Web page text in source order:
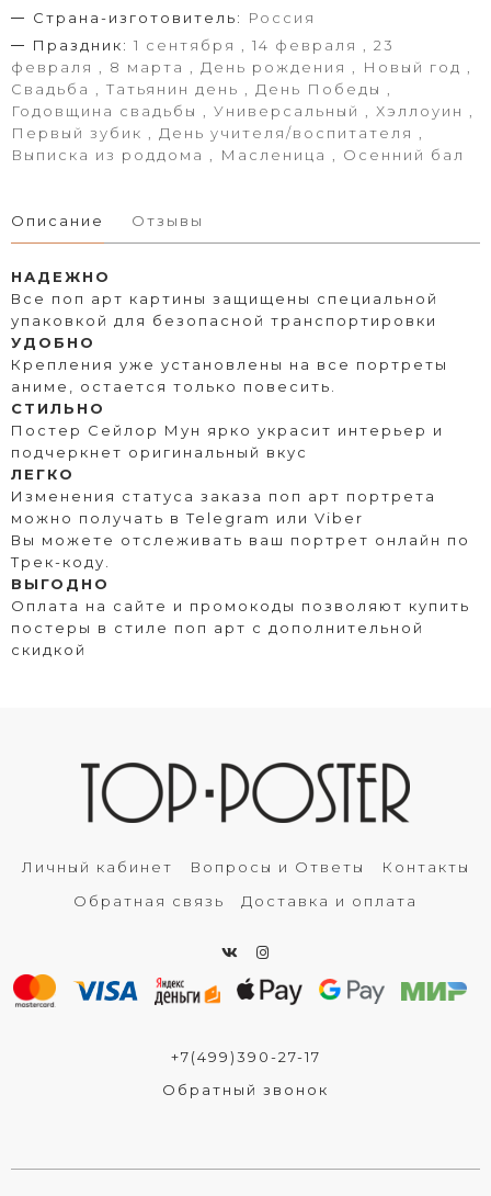
Страна-изготовитель:
Россия
Праздник: 1 сентября , 14 февраля , 23
февраля , 8 марта , День рождения , Новый год ,
Свадьба , Татьянин день , День Победы ,
Годовщина свадьбы , Универсальный , Хэллоуин ,
Первый зубик , День учителя/воспитателя ,
Выписка из роддома , Масленица , Осенний бал
Описание Отзывы
НАДЕЖНО
Все поп арт картины защищены специальной
упаковкой для безопасной транспортировки
УДОБНО
Крепления уже установлены на все портреты
аниме, остается только повесить.
СТИЛЬНО
Постер Сейлор Мун ярко украсит интерьер и
подчеркнет оригинальный вкус
ЛЕГКО
Изменения статуса заказа поп арт портрета
можно получать в Telegram или Viber
Вы можете отслеживать ваш портрет онлайн по
Трек-коду.
ВЫГОДНО
Оплата на сайте и промокоды позволяют купить
постеры в стиле поп арт с дополнительной
скидкой
Личный кабинет Вопросы и Ответы
Контакты
Обратная связь
Доставка и оплата
+7(499)390-27-17
Обратный звонок